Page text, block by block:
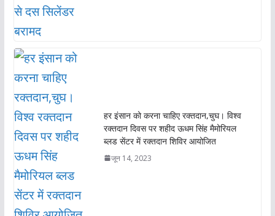
हर इंसान को करना चाहिए रक्तदान,चुघ। विश्व
रक्तदान दिवस पर शहीद ऊधम सिंह मैमोरियल
ब्लड सेंटर में रक्तदान शिविर आयोजित
जून 14, 2023